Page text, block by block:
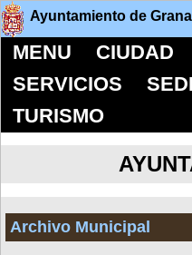
Ayuntamiento de
MENU CIUDAD
SERVICIOS
TURISMO
Archivo Municipal